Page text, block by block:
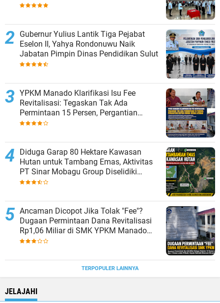
Gubernur Yulius Lantik Tiga Pejabat
Eselon II, Yahya Rondonuwu Naik
Jabatan Pimpin Dinas Pendidikan Sulut
YPKM Manado Klarifikasi Isu Fee
Revitalisasi: Tegaskan Tak Ada
Permintaan 15 Persen, Pergantian
Kepsek Murni Sesuai Aturan
Diduga Garap 80 Hektare Kawasan
Hutan untuk Tambang Emas, Aktivitas
PT Sinar Mobagu Group Diselidiki
Aparat
Ancaman Dicopot Jika Tolak "Fee"?
Dugaan Permintaan Dana Revitalisasi
Rp1,06 Miliar di SMK YPKM Manado
Berpotensi Terseret Kasus Tipikor
TERPOPULER LAINNYA
JELAJAHI